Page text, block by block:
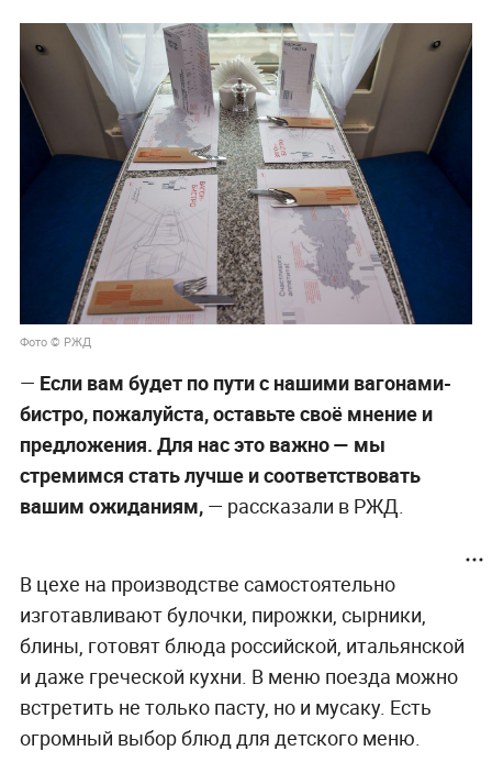
Фото © РЖД
— Если вам будет по пути с нашими вагонами-
бистро, пожалуйста, оставьте своё мнение и
предложения. Для нас это важно — мы
стремимся стать лучше и соответствовать
вашим ожиданиям,— рассказали в РЖД.
В цехе на производстве самостоятельно
изготавливают булочки, пирожки, сырники,
блины, готовят блюда российской, итальянской
и даже греческой кухни. В меню поезда можно
встретить не только пасту, но и мусаку. Есть
огромный выбор блюд для детского меню.